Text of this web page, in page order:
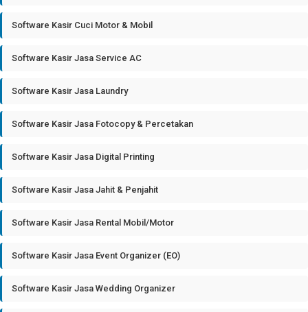
Software Kasir Cuci Motor & Mobil
Software Kasir Jasa Service AC
Software Kasir Jasa Laundry
Software Kasir Jasa Fotocopy & Percetakan
Software Kasir Jasa Digital Printing
Software Kasir Jasa Jahit & Penjahit
Software Kasir Jasa Rental Mobil/Motor
Software Kasir Jasa Event Organizer (EO)
Software Kasir Jasa Wedding Organizer